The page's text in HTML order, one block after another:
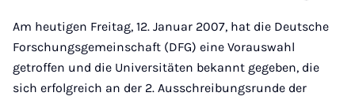
Am heutigen Freitag, 12. Januar 2007, hat die Deutsche
Forschungsgemeinschaft (DFG) eine Vorauswahl
getroffen und die Universitäten bekannt gegeben, die
sich erfolgreich an der 2. Ausschreibungsrunde der